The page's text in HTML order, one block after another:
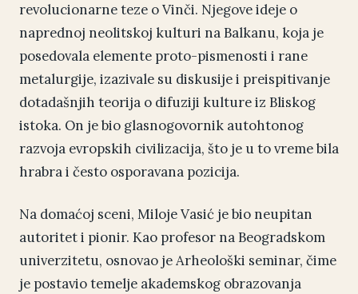
revolucionarne teze o Vinči. Njegove ideje o
naprednoj neolitskoj kulturi na Balkanu, koja je
posedovala elemente proto-pismenosti i rane
metalurgije, izazivale su diskusije i preispitivanje
dotadašnjih teorija o difuziji kulture iz Bliskog
istoka. On je bio glasnogovornik autohtonog
razvoja evropskih civilizacija, što je u to vreme bila
hrabra i često osporavana pozicija.
Na domaćoj sceni, Miloje Vasić je bio neupitan
autoritet i pionir. Kao profesor na Beogradskom
univerzitetu, osnovao je Arheološki seminar, čime
je postavio temelje akademskog obrazovanja